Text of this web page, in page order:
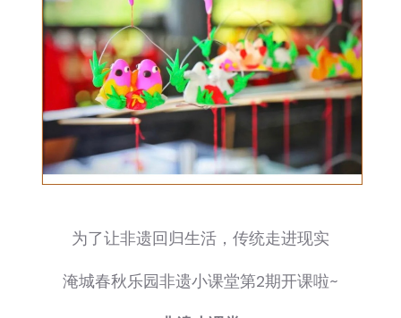
为了让非遗回归生活，传统走进现实
淹城春秋乐园非遗小课堂第2期开课啦~